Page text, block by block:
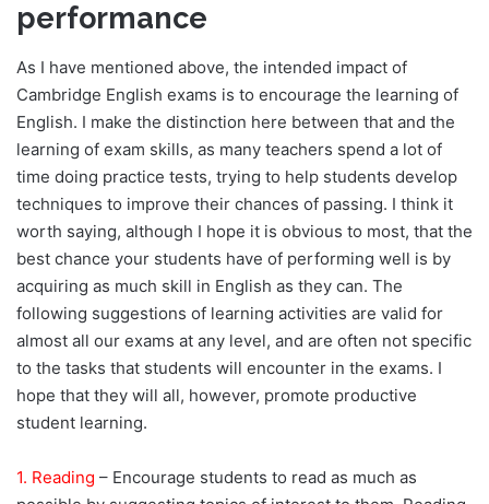
performance
As I have mentioned above, the intended impact of
Cambridge English exams is to encourage the learning of
English. I make the distinction here between that and the
learning of exam skills, as many teachers spend a lot of
time doing practice tests, trying to help students develop
techniques to improve their chances of passing. I think it
worth saying, although I hope it is obvious to most, that the
best chance your students have of performing well is by
acquiring as much skill in English as they can. The
following suggestions of learning activities are valid for
almost all our exams at any level, and are often not specific
to the tasks that students will encounter in the exams. I
hope that they will all, however, promote productive
student learning.
1. Reading – Encourage students to read as much as